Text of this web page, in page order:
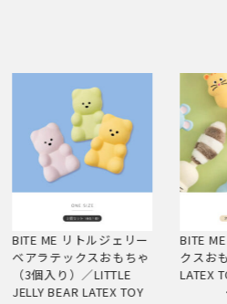
BITE ME テイルズラテッ
クスおもちゃ／TAILS
LATEX TOY
1,190円
ROOP
パウク